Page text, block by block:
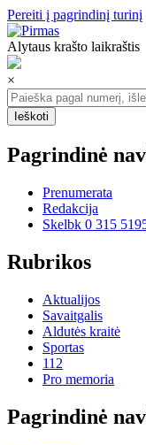
Pereiti į pagrindinį turinį
Alytaus krašto laikraštis
×
Pagrindinė
Prenumerata
Redakcija
Skelbk 0 315
Rubrikos
Aktualijos
Savaitgalis
Aldutės kraitė
Sportas
112
Pro memoria
Pagrindinė